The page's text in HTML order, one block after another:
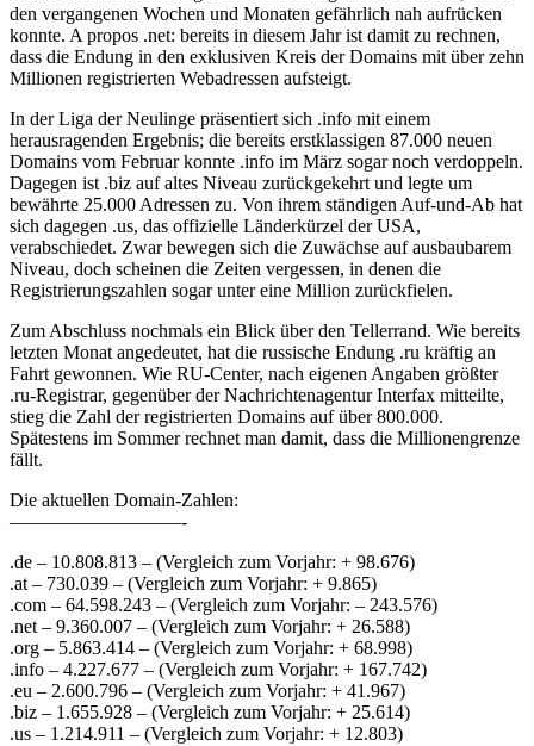
den vergangenen Wochen und Monaten gefährlich nah aufrücken
konnte. A propos .net: bereits in diesem Jahr ist damit zu rechnen,
dass die Endung in den exklusiven Kreis der Domains mit über zehn
Millionen registrierten Webadressen aufsteigt.
In der Liga der Neulinge präsentiert sich .info mit einem
herausragenden Ergebnis; die bereits erstklassigen 87.000 neuen
Domains vom Februar konnte .info im März sogar noch verdoppeln.
Dagegen ist .biz auf altes Niveau zurückgekehrt und legte um
bewährte 25.000 Adressen zu. Von ihrem ständigen Auf-und-Ab hat
sich dagegen .us, das offizielle Länderkürzel der USA,
verabschiedet. Zwar bewegen sich die Zuwächse auf ausbaubarem
Niveau, doch scheinen die Zeiten vergessen, in denen die
Registrierungszahlen sogar unter eine Million zurückfielen.
Zum Abschluss nochmals ein Blick über den Tellerrand. Wie bereits
letzten Monat angedeutet, hat die russische Endung .ru kräftig an
Fahrt gewonnen. Wie RU-Center, nach eigenen Angaben größter
.ru-Registrar, gegenüber der Nachrichtenagentur Interfax mitteilte,
stieg die Zahl der registrierten Domains auf über 800.000.
Spätestens im Sommer rechnet man damit, dass die Millionengrenze
fällt.
Die aktuellen Domain-Zahlen:
—————————-
.de – 10.808.813 – (Vergleich zum Vorjahr: + 98.676)
.at – 730.039 – (Vergleich zum Vorjahr: + 9.865)
.com – 64.598.243 – (Vergleich zum Vorjahr: – 243.576)
.net – 9.360.007 – (Vergleich zum Vorjahr: + 26.588)
.org – 5.863.414 – (Vergleich zum Vorjahr: + 68.998)
.info – 4.227.677 – (Vergleich zum Vorjahr: + 167.742)
.eu – 2.600.796 – (Vergleich zum Vorjahr: + 41.967)
.biz – 1.655.928 – (Vergleich zum Vorjahr: + 25.614)
.us – 1.214.911 – (Vergleich zum Vorjahr: + 12.803)